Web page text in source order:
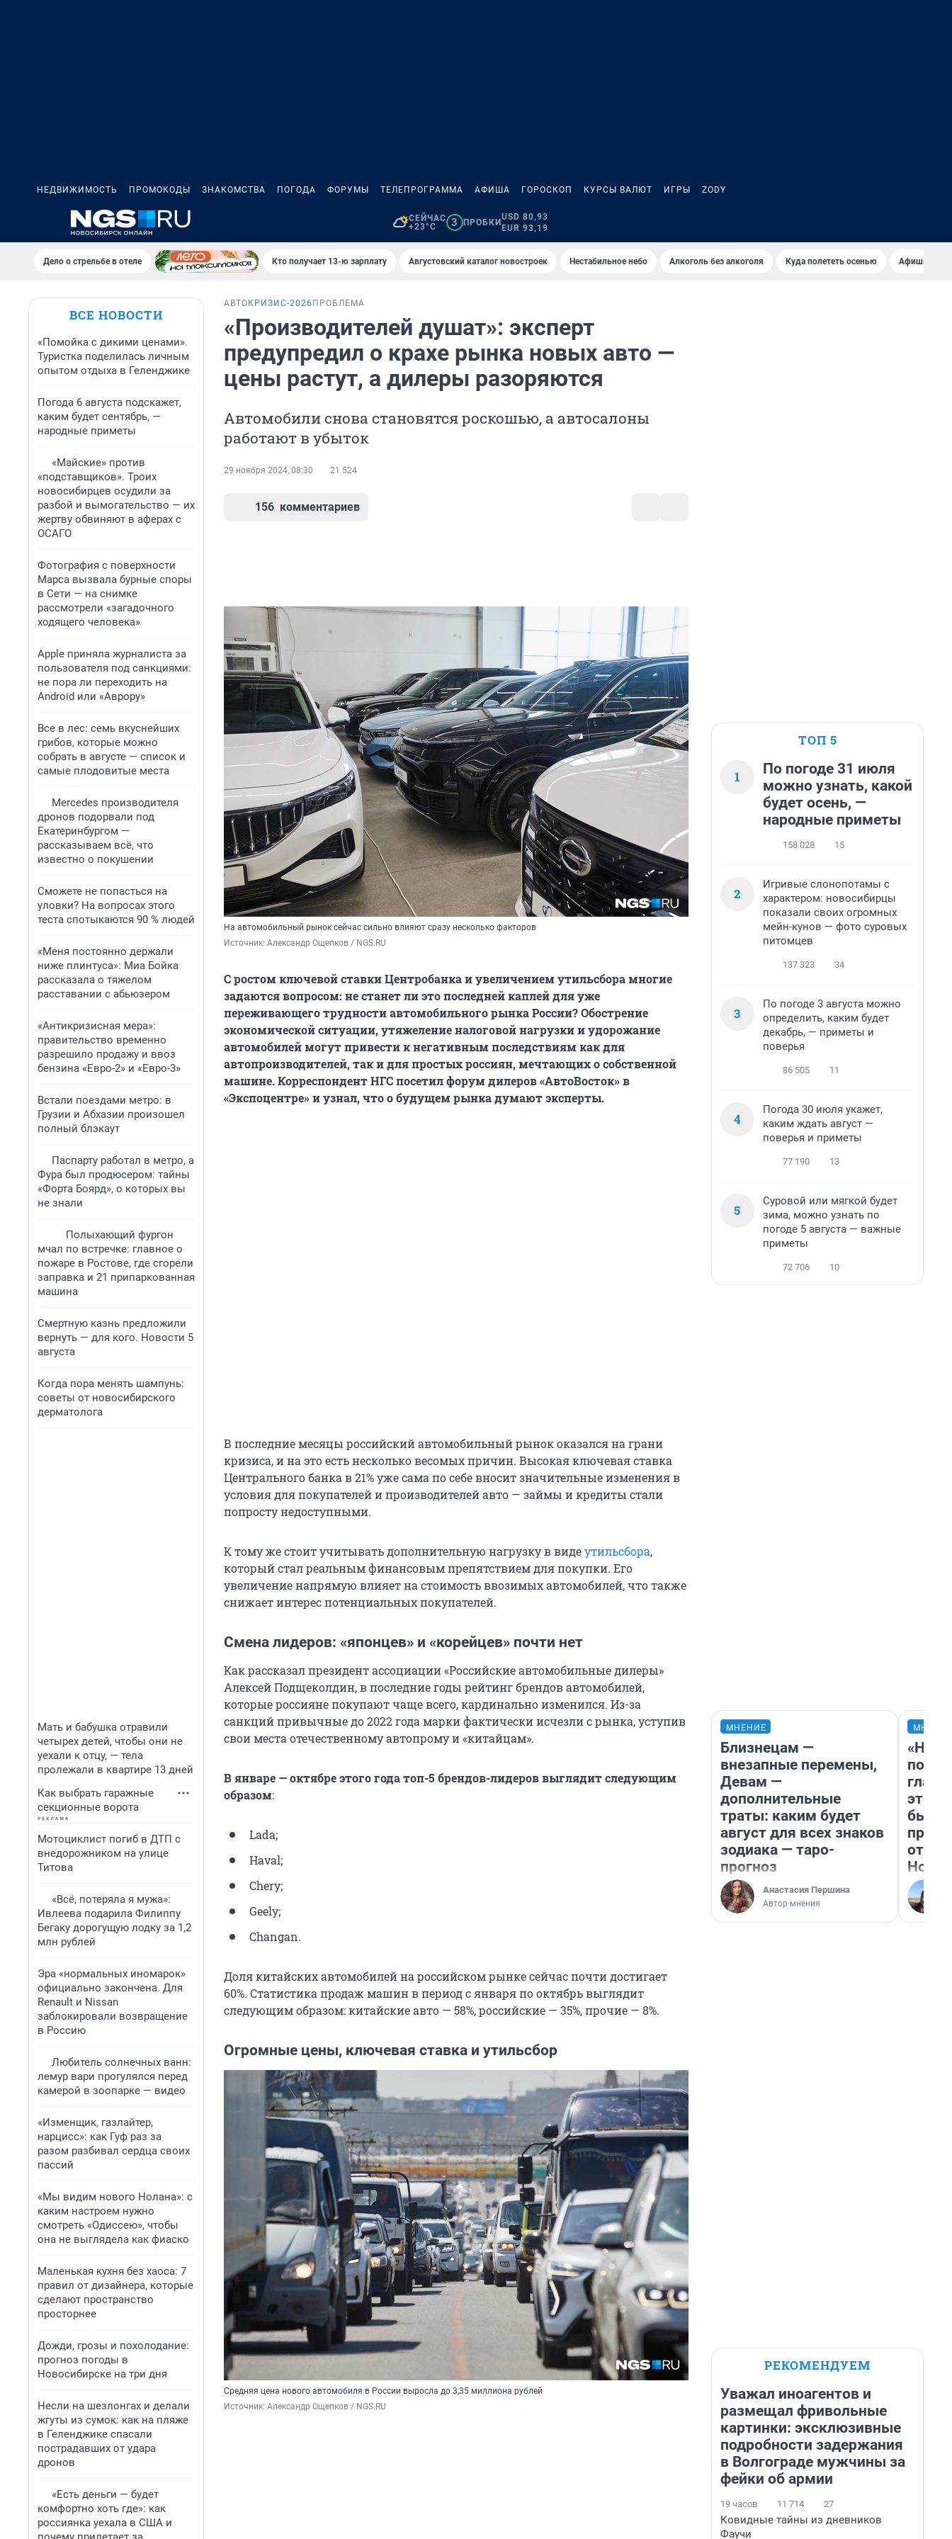
НЕДВИЖИМОСТЬ ПРОМОКОДЫ ЗНАКОМСТВА ПОГОДА ФОРУМЫ ТЕЛЕПРОГРАММА АФИША ГОРОСКОП КУРСЫ ВАЛЮТ ИГРЫ ZODY
СЕЙЧАС
+23°C
3 ПРОБКИ
USD 80,93
EUR 93,19
Дело о стрельбе в отеле Кто получает 13-ю зарплату Августовский каталог новостроек Нестабильное небо Алкоголь без алкоголя Куда полететь осенью Афиша на
ВСЕ НОВОСТИ
«Помойка с дикими ценами».
Туристка поделилась личным
опытом отдыха в Геленджике
Погода 6 августа подскажет,
каким будет сентябрь, —
народные приметы
«Майские» против
«подставщиков». Троих
новосибирцев осудили за
разбой и вымогательство — их
жертву обвиняют в аферах с
ОСАГО
Фотография с поверхности
Марса вызвала бурные споры
в Сети — на снимке
рассмотрели «загадочного
ходящего человека»
Apple приняла журналиста за
пользователя под санкциями:
не пора ли переходить на
Android или «Аврору»
Все в лес: семь вкуснейших
грибов, которые можно
собрать в августе — список и
самые плодовитые места
Mercedes производителя
дронов подорвали под
Екатеринбургом —
рассказываем всё, что
известно о покушении
Сможете не попасться на
уловки? На вопросах этого
теста спотыкаются 90 % людей
«Меня постоянно держали
ниже плинтуса»: Миа Бойка
рассказала о тяжелом
расставании с абьюзером
«Антикризисная мера»:
правительство временно
разрешило продажу и ввоз
бензина «Евро-2» и «Евро-3»
Встали поездами метро: в
Грузии и Абхазии произошел
полный блэкаут
Паспарту работал в метро, а
Фура был продюсером: тайны
«Форта Боярд», о которых вы
не знали
Полыхающий фургон
мчал по встречке: главное о
пожаре в Ростове, где сгорели
заправка и 21 припаркованная
машина
Смертную казнь предложили
вернуть — для кого. Новости 5
августа
Когда пора менять шампунь:
советы от новосибирского
дерматолога
Мать и бабушка отравили
четырех детей, чтобы они не
уехали к отцу, — тела
пролежали в квартире 13 дней
Как выбрать гаражные
секционные ворота
Мотоциклист погиб в ДТП с
внедорожником на улице
Титова
«Всё, потеряла я мужа»:
Ивлеева подарила Филиппу
Бегаку дорогущую лодку за 1,2
млн рублей
Эра «нормальных иномарок»
официально закончена. Для
Renault и Nissan
заблокировали возвращение
в Россию
Любитель солнечных ванн:
лемур вари прогулялся перед
камерой в зоопарке — видео
«Изменщик, газлайтер,
нарцисс»: как Гуф раз за
разом разбивал сердца своих
пассий
«Мы видим нового Нолана»: с
каким настроем нужно
смотреть «Одиссею», чтобы
она не выглядела как фиаско
Маленькая кухня без хаоса: 7
правил от дизайнера, которые
сделают пространство
просторнее
Дожди, грозы и похолодание:
прогноз погоды в
Новосибирске на три дня
Несли на шезлонгах и делали
жгуты из сумок: как на пляже
в Геленджике спасали
пострадавших от удара
дронов
«Есть деньги — будет
комфортно хоть где»: как
россиянка уехала в США и
АВТО КРИЗИС-2026 ПРОБЛЕМА
«Производителей душат»: эксперт
предупредил о крахе рынка новых авто —
цены растут, а дилеры разоряются
Автомобили снова становятся роскошью, а автосалоны
работают в убыток
29 ноября 2024, 08:30 21 524
156 комментариев
На автомобильный рынок сейчас сильно влияют сразу несколько факторов
Источник: Александр Ощепков / NGS.RU
С ростом ключевой ставки Центробанка и увеличением утильсбора многие
задаются вопросом: не станет ли это последней каплей для уже
переживающего трудности автомобильного рынка России? Обострение
экономической ситуации, утяжеление налоговой нагрузки и удорожание
автомобилей могут привести к негативным последствиям как для
автопроизводителей, так и для простых россиян, мечтающих о собственной
машине. Корреспондент НГС посетил форум дилеров «АвтоВосток» в
«Экспоцентре» и узнал, что о будущем рынка думают эксперты.
В последние месяцы российский автомобильный рынок оказался на грани
кризиса, и на это есть несколько весомых причин. Высокая ключевая ставка
Центрального банка в 21% уже сама по себе вносит значительные изменения в
условия для покупателей и производителей авто — займы и кредиты стали
попросту недоступными.
К тому же стоит учитывать дополнительную нагрузку в видеутильсбора,
который стал реальным финансовым препятствием для покупки. Его
увеличение напрямую влияет на стоимость ввозимых автомобилей, что также
снижает интерес потенциальных покупателей.
Смена лидеров: «японцев» и «корейцев» почти нет
Как рассказал президент ассоциации «Российские автомобильные дилеры»
Алексей Подщеколдин, в последние годы рейтинг брендов автомобилей,
которые россияне покупают чаще всего, кардинально изменился. Из-за
санкций привычные до 2022 года марки фактически исчезли с рынка, уступив
свои места отечественному автопрому и «китайцам».
В январе — октябре этого года топ-5 брендов-лидеров выглядит следующим
образом:
Lada;
Haval;
Chery;
Geely;
Changan.
Доля китайских автомобилей на российском рынке сейчас почти достигает
60%. Статистика продаж машин в период с января по октябрь выглядит
следующим образом: китайские авто — 58%, российские — 35%, прочие — 8%.
Огромные цены, ключевая ставка и утильсбор
Средняя цена нового автомобиля в России выросла до 3,35 миллиона рублей
Источник: Александр Ощепков / NGS.RU
ТОП 5
1
По погоде 31 июля
можно узнать, какой
будет осень, —
народные приметы
158 028 15
2
Игривые слонопотамы с
характером: новосибирцы
показали своих огромных
мейн-кунов — фото суровых
питомцев
137 323 34
3
По погоде 3 августа можно
определить, каким будет
декабрь, — приметы и
поверья
86 505 11
4
Погода 30 июля укажет,
каким ждать август —
поверья и приметы
77 190 13
5
Суровой или мягкой будет
зима, можно узнать по
погоде 5 августа — важные
приметы
72 706 10
МНЕНИЕ
Близнецам —
внезапные перемены,
Девам —
дополнительные
траты: каким будет
август для всех знаков
зодиака — таро-
прогноз
Анастасия Першина
Автор мнения
этого
бьет
РЕКОМЕНДУЕМ
Уважал иноагентов и
размещал фривольные
картинки: эксклюзивные
подробности задержания
в Волгограде мужчины за
фейки об армии
19 часов 11 714 27
Ковидные тайны из дневников
Фаучи